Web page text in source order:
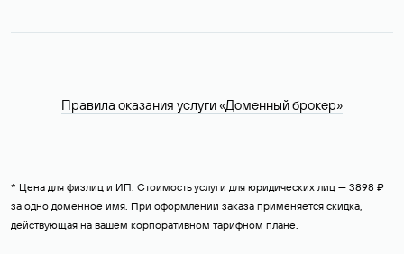
Правила оказания услуги «Доменный брокер»
* Цена для физлиц и ИП. Стоимость услуги для юридических лиц — 3898 ₽
за одно доменное имя. При оформлении заказа применяется скидка,
действующая на вашем корпоративном тарифном плане.